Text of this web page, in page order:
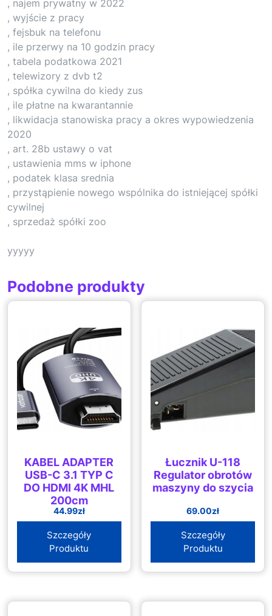
, najem prywatny w 2022
, wyjście z pracy
, fejsbuk na telefonu
, ile przerwy na 10 godzin pracy
, tabela podatkowa 2021
, telewizory z dvb t2
, spółka cywilna do kiedy zus
, ile płatne na kwarantannie
, likwidacja stanowiska pracy a okres wypowiedzenia
2020
, art. 28b ustawy o vat
, ustawienia mms w iphone
, podatek klasa srednia
, przystąpienie nowego wspólnika do istniejącej spółki
cywilnej
, sprzedaż spółki zoo
yyyyy
Podobne produkty
KABEL ADAPTER
USB-C 3.1 TYP C
DO HDMI 4K MHL
200cm
44.99zł
Szczegóły
Produktu
Łucznik U-118
Regulator obrotów
maszyny do szycia
69.00zł
Szczegóły
Produktu